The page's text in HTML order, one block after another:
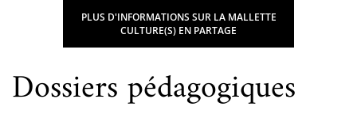
PLUS D'INFORMATIONS SUR LA MALLETTE
CULTURE(S) EN PARTAGE
Dossiers pédagogiques